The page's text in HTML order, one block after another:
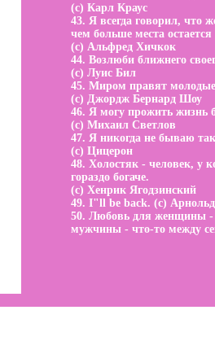
(с) Карл Краус
43. Я всегда говорил,
чем больше места
(с) Альфред Хичкок
44. Возлюби ближнего
(с) Луис Бил
45. Миром правят
(с) Джордж Бернард Шоу
46. Я могу прожить жизнь
(с) Михаил Светлов
47. Я никогда не бываю
(с) Цицерон
48. Холостяк - человек, у
гораздо богаче.
(с) Хенрик Ягодзинский
49. I"ll be back. (с)
50. Любовь для женщины -
мужчины - что-то между